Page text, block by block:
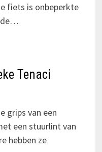
fiets is onbeperkte
Tenaci
grips van een
een stuurlint van
hebben ze